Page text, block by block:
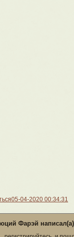
05-04-2020 00:34:31
Фарэй